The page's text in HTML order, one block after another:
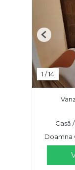
1 /14
Previous
Casă
Doamna